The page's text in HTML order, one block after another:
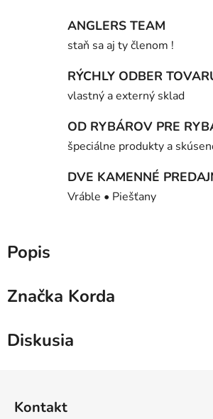
ANGLERS TEAM
staň sa aj ty členom !
RÝCHLY ODBER
vlastný a externý sklad
OD RYBÁROV PRE
špeciálne produkty a
DVE KAMENNÉ
Vráble • Piešťany
Popis
Značka Korda
Diskusia
Kontakt